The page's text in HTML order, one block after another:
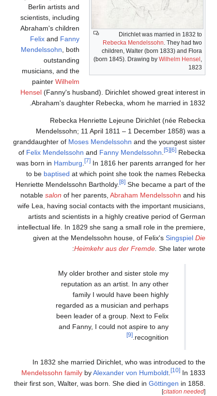
Dirichlet was married in 1832 to
Rebecka Mendelssohn . They had two
children, Walter (born 1833) and Flora
(born 1845). Drawing by Wilhelm Hensel
1823
Berlin artists and
scientists, including
Abraham's children
Felix and Fanny
Mendelssohn, both
outstanding
musicians, and the
painterWilhelm
Hensel (Fanny's husband). Dirichlet showed great interest in
Abraham's daughter Rebecka, whom he married in 1832.
Rebecka Henriette Lejeune Dirichlet (née Rebecka
Mendelssohn; 11 April 1811 – 1 December 1858) was a
granddaughter of Moses Mendelssohn and the youngest sister
of Felix Mendelssohn and Fanny Mendelssohn. [5] [6] Rebecka
was born in Hamburg. [7] In 1816 her parents arranged for her
to be baptised at which point she took the names Rebecka
Henriette Mendelssohn Bartholdy.
[8] She became a part of the
notable salon of her parents, Abraham Mendelssohn and his
wife Lea, having social contacts with the important musicians,
artists and scientists in a highly creative period of German
intellectual life. In 1829 she sang a small role in the premiere,
given at the Mendelssohn house, of Felix's Singspiel Die
Heimkehr aus der Fremde. She later wrote:
My older brother and sister stole my
reputation as an artist. In any other
family I would have been highly
regarded as a musician and perhaps
been leader of a group. Next to Felix
and Fanny, I could not aspire to any
recognition.
[9]
In 1832 she married Dirichlet, who was introduced to the
Mendelssohn family byAlexander von Humboldt. [10] In 1833
their first son, Walter, was born. She died in Göttingen in 1858.
[citation needed]